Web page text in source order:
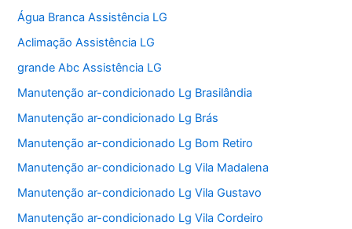
Água Branca Assistência LG
Aclimação Assistência LG
grande Abc Assistência LG
Manutenção ar-condicionado Lg Brasilândia
Manutenção ar-condicionado Lg Brás
Manutenção ar-condicionado Lg Bom Retiro
Manutenção ar-condicionado Lg Vila Madalena
Manutenção ar-condicionado Lg Vila Gustavo
Manutenção ar-condicionado Lg Vila Cordeiro